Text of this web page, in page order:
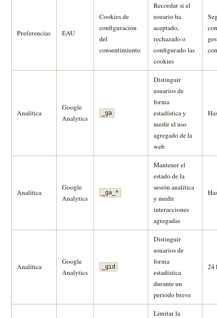
Preferencias EAU
Cookies de
configuración
del
consentimiento
Recordar si el
usuario ha
aceptado,
rechazado o
configurado las
cookies
Analítica
Google
Analytics
_ga
Distinguir
usuarios de
forma
estadística y
medir el uso
agregado de la
web
Analítica
Google
Analytics
_ga_*
Mantener el
estado de la
sesión analítica
y medir
interacciones
agregadas
Analítica
Google
Analytics
_gid
Distinguir
usuarios de
forma
estadística
durante un
periodo breve
24
Limitar la